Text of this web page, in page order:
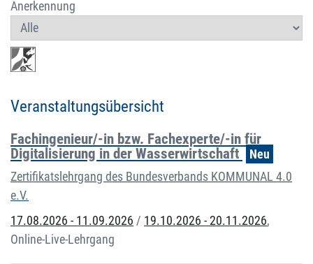
Anerkennung
Veranstaltungsübersicht
Fachingenieur/-in bzw. Fachexperte/-in für
Digitalisierung in der Wasserwirtschaft
Neu
Zertifikatslehrgang des Bundesverbands KOMMUNAL 4.0
e.V.
17.08.2026 - 11.09.2026 / 19.10.2026 - 20.11.2026,
Online-Live-Lehrgang